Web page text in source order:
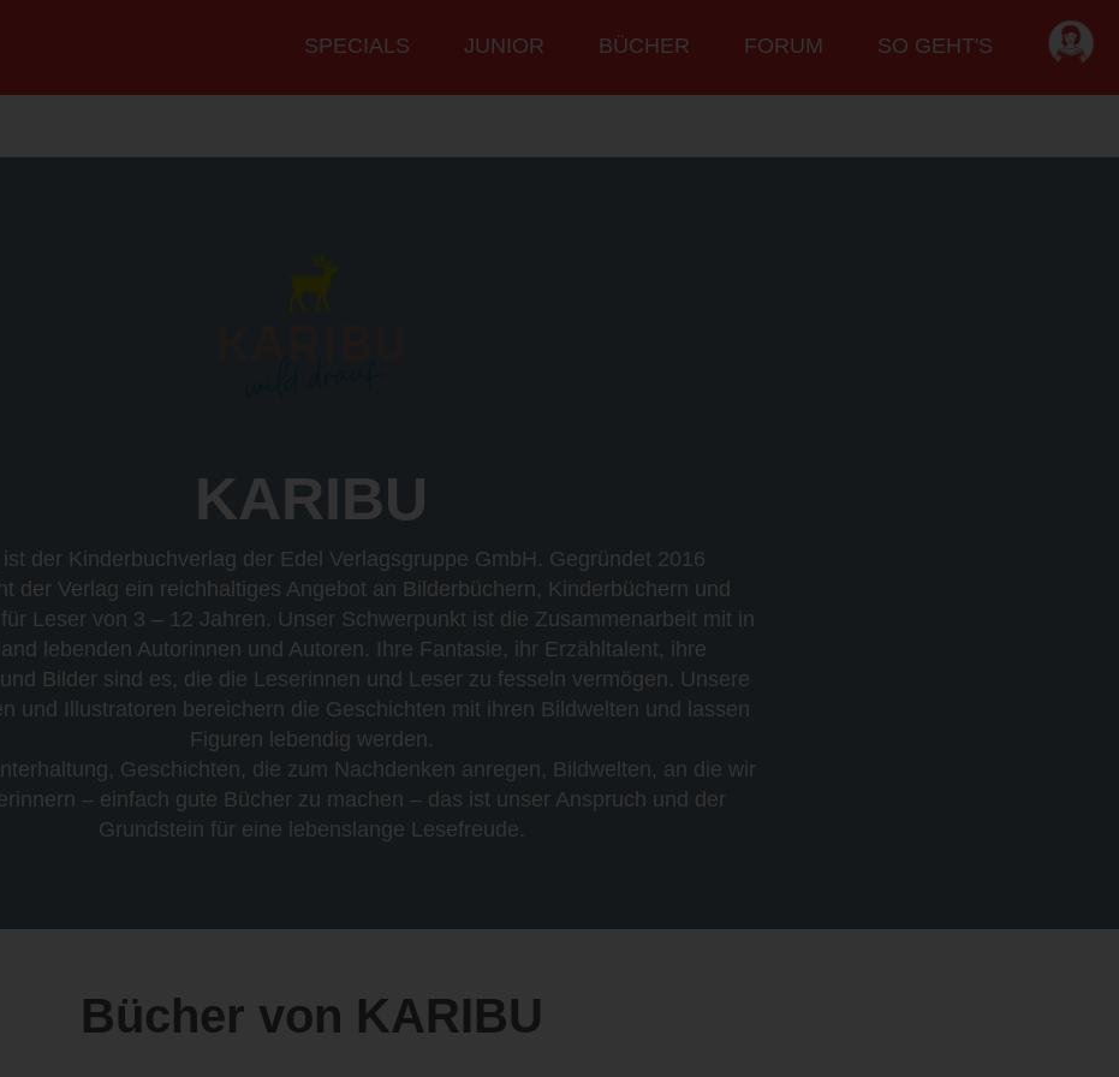
Hauptmenü
SPECIALS JUNIOR BÜCHER FORUM SO GEHT'S
KARIBU
ist der Kinderbuchverlag der Edel Verlagsgruppe GmbH. Gegründet 2016
der Verlag ein reichhaltiges Angebot an Bilderbüchern, Kinderbüchern und
Leser von 3 – 12 Jahren. Unser Schwerpunkt ist die Zusammenarbeit mit in
lebenden Autorinnen und Autoren. Ihre Fantasie, ihr Erzähltalent, ihre
Bilder sind es, die die Leserinnen und Leser zu fesseln vermögen. Unsere
und Illustratoren bereichern die Geschichten mit ihren Bildwelten und lassen
Figuren lebendig werden.
Geschichten, die zum Nachdenken anregen, Bildwelten, an die wir
– einfach gute Bücher zu machen – das ist unser Anspruch und der
Grundstein für eine lebenslange Lesefreude.
Bücher von KARIBU